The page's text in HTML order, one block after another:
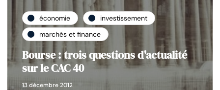
économie
investissement
marchés et finance
Bourse : trois questions d'actualité
sur le CAC 40
13 décembre 2012